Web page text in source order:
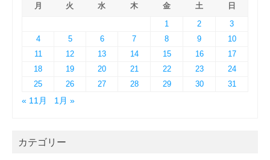
月
火 水 木 金 土
日
1
2
3
4
5 6 7 8 9
10
11
12 13 14 15 16
17
18
19 20 21 22 23
24
25
26 27 28 29 30
31
« 11月
1月 »
カテゴリー